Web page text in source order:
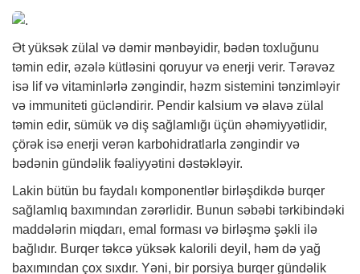
Ət yüksək zülal və dəmir mənbəyidir, bədən toxluğunu
təmin edir, əzələ kütləsini qoruyur və enerji verir. Tərəvəz
isə lif və vitaminlərlə zəngindir, həzm sistemini tənzimləyir
və immuniteti gücləndirir. Pendir kalsium və əlavə zülal
təmin edir, sümük və diş sağlamlığı üçün əhəmiyyətlidir,
çörək isə enerji verən karbohidratlarla zəngindir və
bədənin gündəlik fəaliyyətini dəstəkləyir.
Lakin bütün bu faydalı komponentlər birləşdikdə burqer
sağlamlıq baxımından zərərlidir. Bunun səbəbi tərkibindəki
maddələrin miqdarı, emal forması və birləşmə şəkli ilə
bağlıdır. Burqer təkcə yüksək kalorili deyil, həm də yağ
baxımından çox sıxdır. Yəni, bir porsiya burqer gündəlik